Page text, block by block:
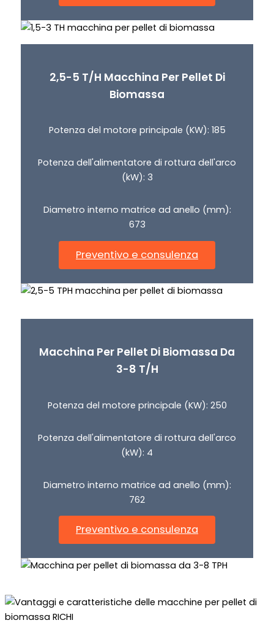
2,5-5 T/H Macchina Per Pellet Di
Biomassa
Potenza del motore principale (KW): 185
Potenza dell'alimentatore di rottura dell'arco
(kW): 3
Diametro interno matrice ad anello (mm):
673
Preventivo e consulenza
Macchina Per Pellet Di Biomassa Da
3-8 T/H
Potenza del motore principale (KW): 250
Potenza dell'alimentatore di rottura dell'arco
(kW): 4
Diametro interno matrice ad anello (mm):
762
Preventivo e consulenza